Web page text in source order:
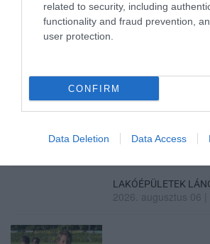
related to security, including
functionality and fraud prevention,
user protection.
CONFIRM
Data Deletion Data Access
PHEV LUXURY – A
2026. augusztus 06
LAKÓÉPÜLETEK
2026. augusztus 06